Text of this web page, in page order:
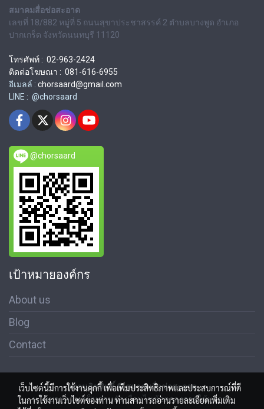
สมาคมสื่อช่อสะอาด
เลขที่ 18/882 หมู่ที่ 5 ถนนสุขาประชาสรรค์ 2 ตำบลบางพูด อำเภอ
ปากเกร็ด จังหวัดนนทบุรี 11120
โทรศัพท์ : 02-963-2424
ติดต่อโฆษณา : 081-616-6955
อีเมลล์ : chorsaard@gmail.com
LINE : @chorsaard
@chorsaard
เป้าหมายองค์กร
About us
Blog
Contact
สงวนลิขสิทธิ์ © สมาคมสื่อช่อสะอาด
นโนบายความเป็นส่วนตัว เงื่อนไขข้อตกลงการใช้บริการ
เว็บไซต์นี้มีการใช้งานคุกกี้ เพื่อเพิ่มประสิทธิภาพและประสบการณ์ที่ดี
ในการใช้งานเว็บไซต์ของท่าน ท่านสามารถอ่านรายละเอียดเพิ่มเติม